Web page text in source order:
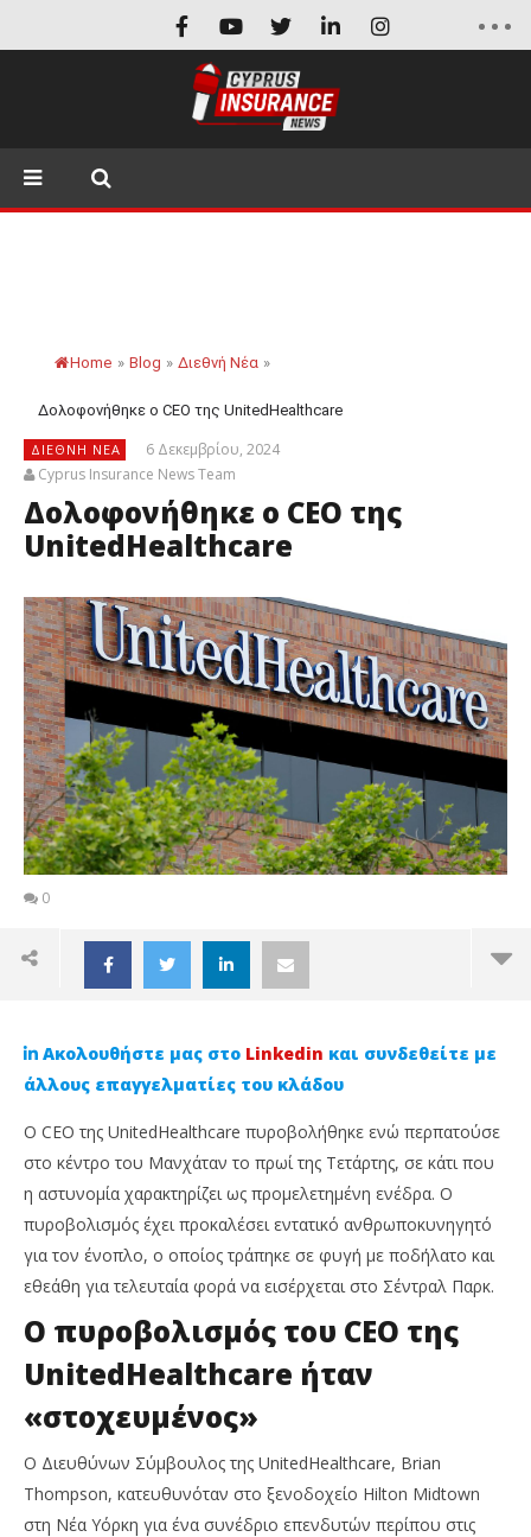
Home » Blog » Διεθνή Νέα »
Δολοφονήθηκε ο CEO της UnitedHealthcare
ΔΙΕΘΝΉ ΝΈΑ
6 Δεκεμβρίου, 2024
Cyprus Insurance News Team
Δολοφονήθηκε ο CEO της
UnitedHealthcare
0
NOW VIEWING
Δολοφονήθηκε ο CEO της UnitedHealthcare
Δεκεμβρίου,
Cyprus
News
Team
Ακολουθήστε μας στο Linkedin και συνδεθείτε με
άλλους επαγγελματίες του κλάδου
Ο CEO της UnitedHealthcare πυροβολήθηκε ενώ περπατούσε
στο κέντρο του Μανχάταν το πρωί της Τετάρτης, σε κάτι που
η αστυνομία χαρακτηρίζει ως προμελετημένη ενέδρα. Ο
πυροβολισμός έχει προκαλέσει εντατικό ανθρωποκυνηγητό
για τον ένοπλο, ο οποίος τράπηκε σε φυγή με ποδήλατο και
εθεάθη για τελευταία φορά να εισέρχεται στο Σέντραλ Παρκ.
Ο πυροβολισμός του CEO της
UnitedHealthcare ήταν
«στοχευμένος»
Ο Διευθύνων Σύμβουλος της UnitedHealthcare, Brian
Thompson, κατευθυνόταν στο ξενοδοχείο Hilton Midtown
στη Νέα Υόρκη για ένα συνέδριο επενδυτών περίπου στις